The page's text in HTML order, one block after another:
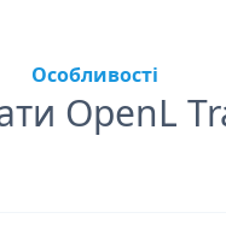
Особливості
OpenL